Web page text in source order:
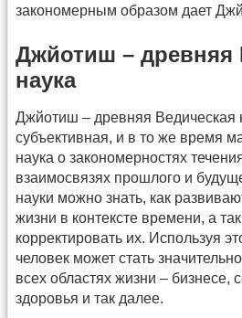
закономерным образом дает
Джйотиш – древняя
наука
Джйотиш – древняя Ведическая
субъективная, и в то же время
наука о закономерностях
взаимосвязях прошлого и
науки можно знать, как
жизни в контексте времени, а
корректировать их. Используя
человек может стать
всех областях жизни – бизнесе,
здоровья и так далее.